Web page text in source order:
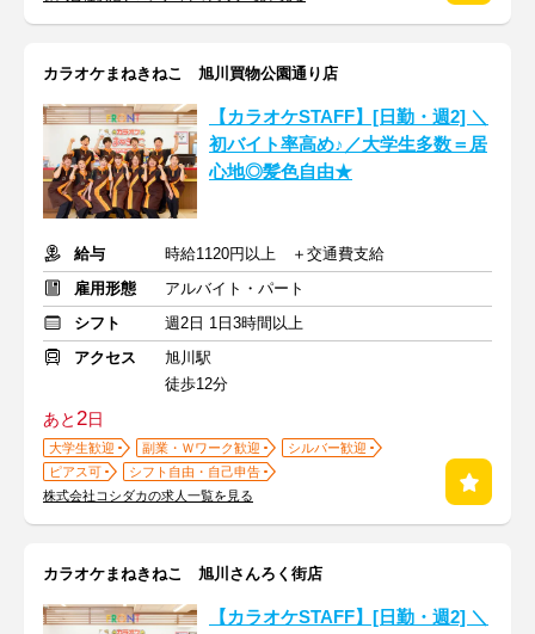
カラオケまねきねこ 旭川買物公園通り店
【カラオケSTAFF】[日勤・週2] ＼
初バイト率高め♪／大学生多数＝居
心地◎髪色自由★
給与
時給1120円以上 ＋交通費支給
雇用形態
アルバイト・パート
シフト
週2日 1日3時間以上
アクセス
旭川駅
徒歩12分
あと2日
大学生歓迎 副業・Ｗワーク歓迎
シルバー歓迎
ピアス可
シフト自由・自己申告
株式会社コシダカの求人一覧を見る
カラオケまねきねこ 旭川さんろく街店
【カラオケSTAFF】[日勤・週2] ＼